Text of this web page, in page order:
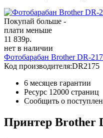
Покупай больше -
плати меньше
11 839р.
нет в наличии
Фотобарабан Brother DR-
Код производителя:DR2175
6 месяцев гарантии
Ресурс 12000 страниц
Сообщить о
Принтер Brother